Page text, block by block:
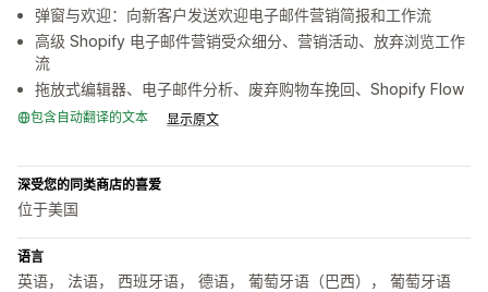
弹窗与欢迎：向新客户发送欢迎电子邮件营销简报和工作流
高级 Shopify 电子邮件营销受众细分、营销活动、放弃浏览工作
流
拖放式编辑器、电子邮件分析、废弃购物车挽回、Shopify Flow
包含自动翻译的文本 显示原文
深受您的同类商店的喜爱
位于美国
语言
英语， 法语， 西班牙语， 德语， 葡萄牙语（巴西）， 葡萄牙语